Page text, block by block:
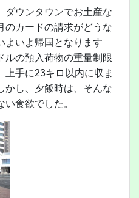
ダウンタウンでお土産な
のカードの請求がどうな
いよ帰国となります
ルの預入荷物の重量制限
上手に23キロ以内に収ま
かし、夕飯時は、そんな
食欲でした。